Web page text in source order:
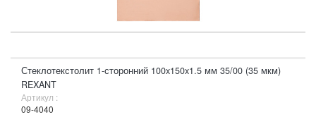
Стеклотекстолит 1-сторонний 100x150x1.5 мм 35/00 (35 мкм)
REXANT
Артикул :
09-4040